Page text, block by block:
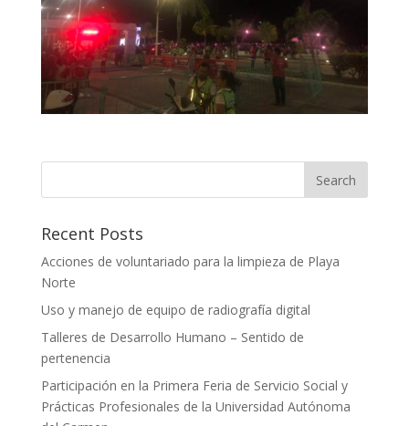
Recent Posts
Acciones de voluntariado para la limpieza de Playa
Norte
Uso y manejo de equipo de radiografía digital
Talleres de Desarrollo Humano – Sentido de
pertenencia
Participación en la Primera Feria de Servicio Social y
Prácticas Profesionales de la Universidad Autónoma